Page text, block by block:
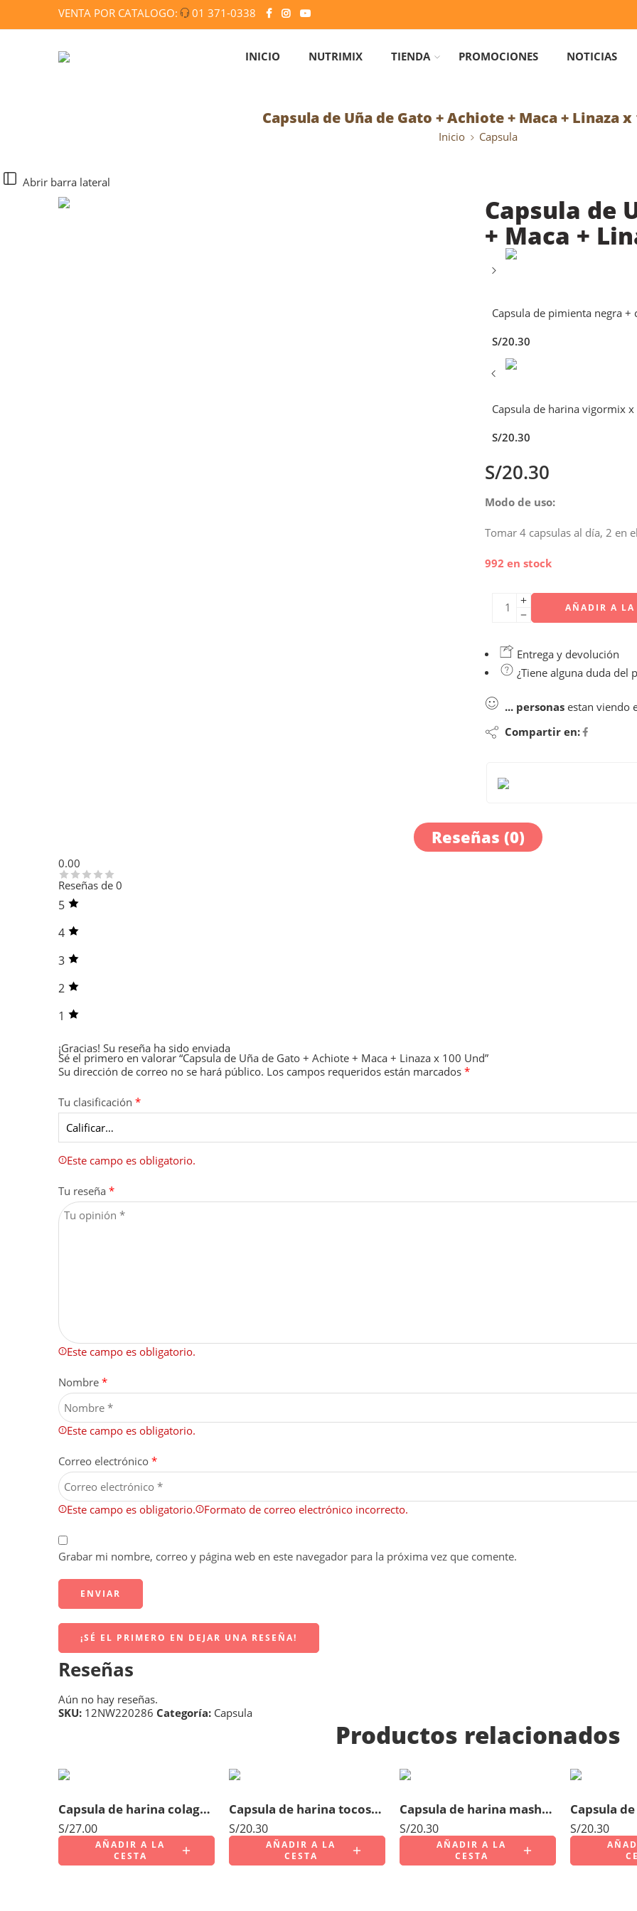
VENTA POR CATALOGO: 01 371-0338
INICIO NUTRIMIX TIENDA PROMOCIONES NOTICIAS
Capsula de Uña de Gato + Achiote + Maca + Linaza x
Inicio Capsula
Abrir barra lateral
Capsula de
+ Maca +
Capsula de pimienta negra
S/20.30
Capsula de harina vigormix
S/20.30
S/20.30
Modo de uso:
Tomar 4 capsulas al día, 2 en
992 en stock
AÑADIR A LA
Entrega y devolución
¿Tiene alguna duda del
... personas estan viendo
Compartir en:
Reseñas (0)
0.00
Reseñas de 0
5
4
3
2
1
¡Gracias! Su reseña ha sido enviada
Sé el primero en valorar “Capsula de Uña de Gato + Achiote + Maca + Linaza x 100 Und”
Su dirección de correo no se hará público. Los campos requeridos están marcados *
Tu clasificación *
Este campo es obligatorio.
Tu reseña *
Este campo es obligatorio.
Nombre *
Este campo es obligatorio.
Correo electrónico *
Este campo es obligatorio. Formato de correo electrónico incorrecto.
Grabar mi nombre, correo y página web en este navegador para la próxima vez que comente.
¡SÉ EL PRIMERO EN DEJAR UNA RESEÑA!
Reseñas
Aún no hay reseñas.
SKU: 12NW220286 Categoría: Capsula
Productos relacionados
Capsula de harina colageno x 100 unidades
S/27.00
AÑADIR A LA
CESTA
Capsula de harina tocosh x 10 unidades
S/20.30
AÑADIR A LA
CESTA
Capsula de harina mashua negra x 100 unidades
S/20.30
AÑADIR A LA
CESTA
S/20.30